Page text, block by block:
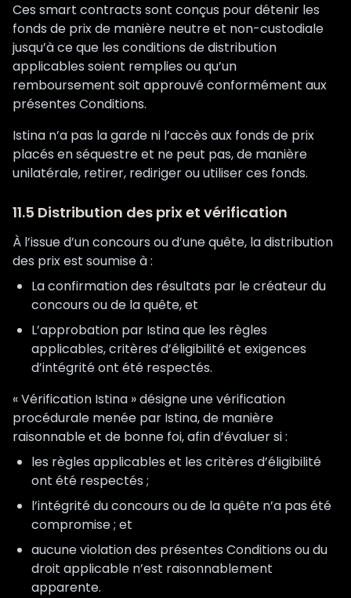
Ces smart contracts sont conçus pour détenir les
fonds de prix de manière neutre et non-custodiale
jusqu’à ce que les conditions de distribution
applicables soient remplies ou qu’un
remboursement soit approuvé conformément aux
présentes Conditions.
Istina n’a pas la garde ni l’accès aux fonds de prix
placés en séquestre et ne peut pas, de manière
unilatérale, retirer, rediriger ou utiliser ces fonds.
11.5 Distribution des prix et vérification
À l’issue d’un concours ou d’une quête, la distribution
des prix est soumise à :
La confirmation des résultats par le créateur du
concours ou de la quête, et
L’approbation par Istina que les règles
applicables, critères d’éligibilité et exigences
d’intégrité ont été respectés.
« Vérification Istina » désigne une vérification
procédurale menée par Istina, de manière
raisonnable et de bonne foi, afin d’évaluer si :
les règles applicables et les critères d’éligibilité
ont été respectés ;
l’intégrité du concours ou de la quête n’a pas été
compromise ; et
aucune violation des présentes Conditions ou du
droit applicable n’est raisonnablement
apparente.